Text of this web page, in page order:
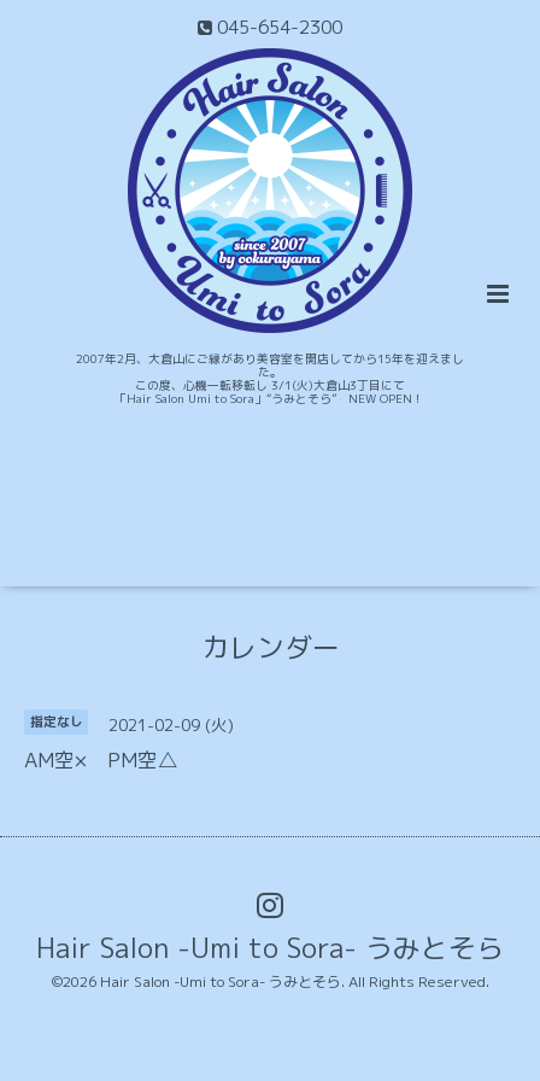
045-654-2300
2007年2月、大倉山にご縁があり美容室を開店してから15年を迎えまし
た。
この度、心機一転移転し 3/1(火)大倉山3丁目にて
「Hair Salon Umi to Sora」“うみとそら” NEW OPEN！
カレンダー
指定なし 2021-02-09 (火)
AM空× PM空△
Hair Salon -Umi to Sora- うみとそら
©2026 Hair Salon -Umi to Sora- うみとそら. All Rights Reserved.